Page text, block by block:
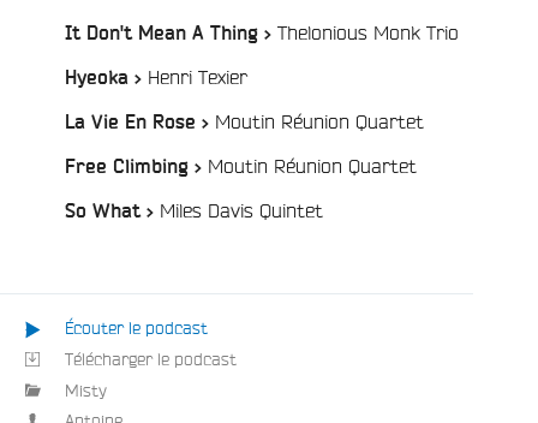
It Don't Mean A Thing > Thelonious Monk Trio
Hyeoka > Henri Texier/
La Vie En Rose > Moutin Réunion Quartet
Free Climbing > Moutin Réunion Quartet
So What > Miles Davis Quintet
Écouter le podcast
Télécharger le podcast
Misty